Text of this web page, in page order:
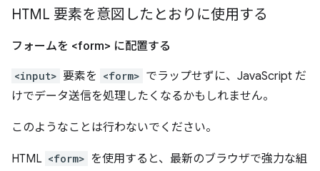
HTML 要素を意図したとおりに使用する
フォームを <form> に配置する
<input> 要素を <form> でラップせずに、JavaScript だ
けでデータ送信を処理したくなるかもしれません。
このようなことは行わないでください。
HTML <form> を使用すると、最新のブラウザで強力な組